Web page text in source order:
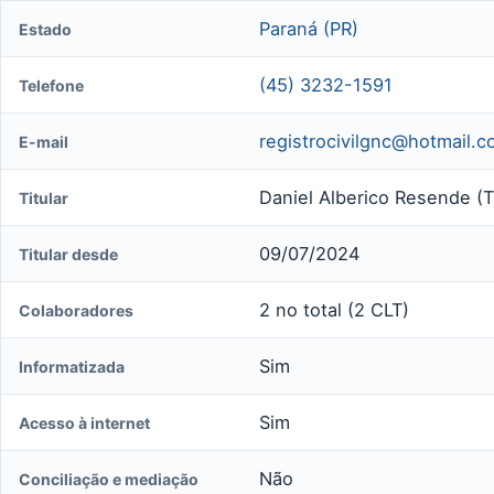
Estado Paraná (PR)
Telefone (45) 3232-1591
E-mail
Titular Daniel Alberico Resende
Titular desde 09/07/2024
Colaboradores 2 no total (2 CLT)
Informatizada Sim
Acesso à internet Sim
Conciliação e mediação Não